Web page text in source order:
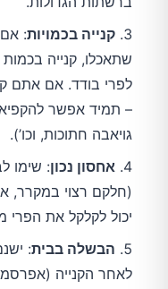
קנייה בכמויות:
שתאכלו, קנייה
לפרי בודד. אם אתם
– תמיד אפשר להקפיא
גויאבה חתוכות, וכו’).
אחסון נכון: שימו
(חלקם רצוי במקרר,
יכול לקלקל את הפרי
הבשלה בבית:
לאחר הקנייה